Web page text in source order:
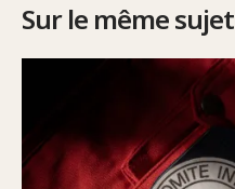
Sur le même sujet